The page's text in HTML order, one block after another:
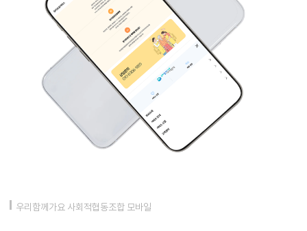
우리함께가요 사회적협동조합 모바일